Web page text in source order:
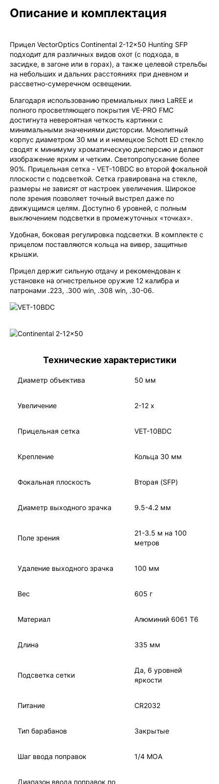

Мы продаём только оригинальную продукцию с
Описание и комплектация
Прицел VectorOptics Continental 2-12x50 Hunting SFP
подходит для различных видов охот (с подхода, в
засидке, в загоне или в горах), а также целевой стрельбы
на небольших и дальних расстояниях при дневном и
рассветно-сумеречном освещении.
Благодаря использованию премиальных линз LaREE и
полного просветляющего покрытия VE-PRO FMC
достигнута невероятная четкость картинки с
минимальными значениями дисторсии. Монолитный
корпус диаметром 30 мм и и немецкое Schott ED стекло
сводят к минимуму хроматическую дисперсию и делают
изображение ярким и четким. Светопропускание более
90%. Прицельная сетка - VET-10BDC во второй фокальной
плоскости с подсветкой. Сетка гравирована на стекле,
размеры не зависят от настроек увеличения. Широкое
поле зрения позволяет точный выстрел даже по
движущимся целям. Доступно 6 уровней, с полным
выключением подсветки в промежуточных «точках».
Удобная, боковая регулировка подсветки. В комплекте с
прицелом поставляются кольца на вивер, защитные
крышки.
Прицел держит сильную отдачу и рекомендован к
установке на огнестрельное оружие 12 калибра и
патронами .223, .300 win, .308 win, .30-06.
Технические характеристики
Диаметр объектива 50 мм
Увеличение 2-12 x
Прицельная сетка VET-10BDC
Крепление Кольца 30 мм
Фокальная плоскость Вторая (SFP)
Диаметр выходного зрачка 9.5-4.2 мм
Поле зрения
21-3.5 м на 100
метров
Удаление выходного зрачка 100 мм
Вес 605 г
Материал Алюминий 6061 T6
Длина 335 мм
Подсветка сетки
Да, 6 уровней
яркости
Питание CR2032
Тип барабанов Закрытые
Шаг ввода поправок 1/4 MOA
Диапазон ввода поправок по